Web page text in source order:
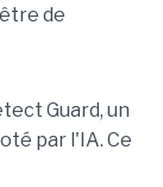
de
Guard, un
par l'IA. Ce